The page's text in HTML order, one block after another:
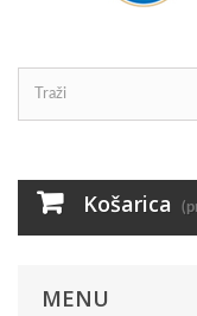
Košarica
MENU